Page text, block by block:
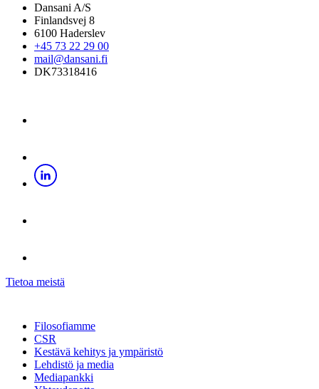
Dansani A/S
Finlandsvej 8
6100 Haderslev
+45 73 22 29 00
mail@dansani.fi
DK73318416
Tietoa meistä
Filosofiamme
CSR
Kestävä kehitys ja ympäristö
Lehdistö ja media
Mediapankki